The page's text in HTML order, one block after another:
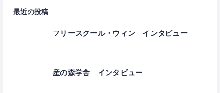
最近の投稿
フリースクール・ウィン インタビュー
産の森学舎 インタビュー